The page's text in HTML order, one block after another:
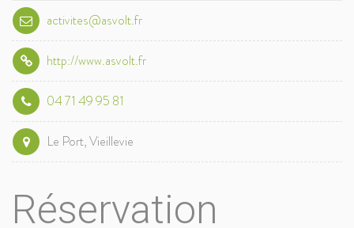
activites@asvolt.fr
http://www.asvolt.fr
04 71 49 95 81
Le Port, Vieillevie
Réservation